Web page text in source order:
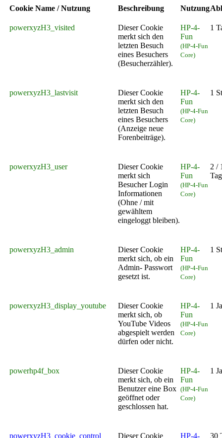
Cookie Name / Nutzung Beschreibung Nutzung
powerxyzH3_visited
Dieser Cookie
merkt sich den
letzten Besuch
eines Besuchers
(Besucherzähler).
HP-4-
Fun
(HP-4-Fun
Core)
1
powerxyzH3_lastvisit
Dieser Cookie
merkt sich den
letzten Besuch
eines Besuchers
(Anzeige neue
Forenbeiträge).
HP-4-
Fun
(HP-4-Fun
Core)
1
powerxyzH3_user
Dieser Cookie
merkt sich
Besucher Login
Informationen
(Ohne / mit
gewähltem
eingeloggt bleiben).
HP-4-
Fun
(HP-4-Fun
Core)
2 /
powerxyzH3_admin
Dieser Cookie
merkt sich, ob ein
Admin- Passwort
gesetzt ist.
HP-4-
Fun
(HP-4-Fun
Core)
1
powerxyzH3_display_youtube
Dieser Cookie
merkt sich, ob
YouTube Videos
abgespielt werden
dürfen oder nicht.
HP-4-
Fun
(HP-4-Fun
Core)
1
powerhp4f_box
Dieser Cookie
merkt sich, ob ein
Benutzer eine Box
geöffnet oder
geschlossen hat.
HP-4-
Fun
(HP-4-Fun
Core)
1
powerxyzH3_cookie_control Dieser Cookie HP-4- 30